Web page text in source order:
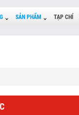
SẢN PHẨM TẠP CHÍ